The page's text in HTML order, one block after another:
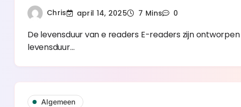
Chris april 14, 2025 7 Mins 0
De levensduur van e readers E-readers zijn
levensduur…
Algemeen